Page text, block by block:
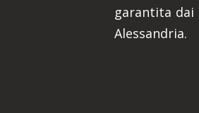
garantita dai
Alessandria.